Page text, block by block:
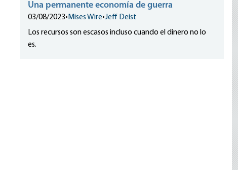
Una permanente economía de guerra
03/08/2023• Mises Wire•Jeff Deist
Los recursos son escasos incluso cuando el dinero no lo
es.